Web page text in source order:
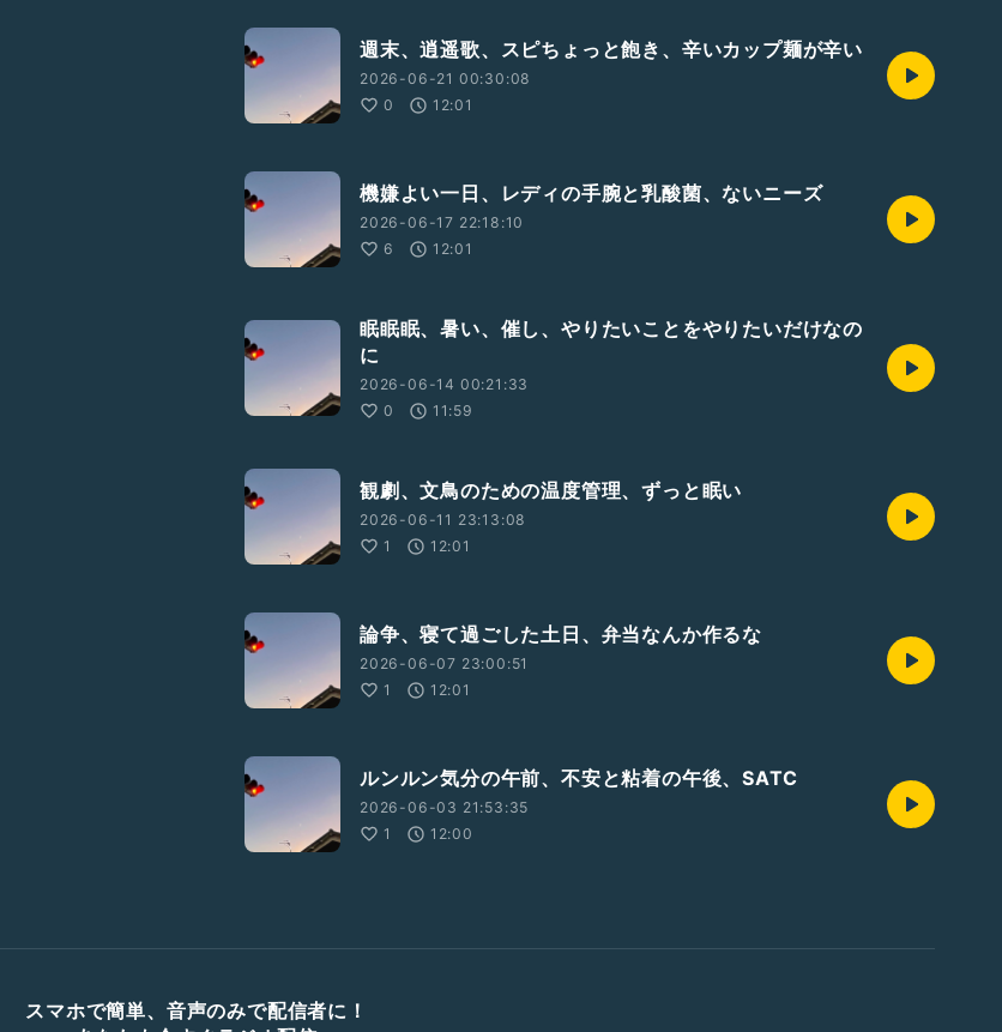
週末、逍遥歌、スピちょっと飽き、辛いカップ麺が辛い
2026-06-21 00:30:08
0
12:01
機嫌よい一日、レディの手腕と乳酸菌、ないニーズ
2026-06-17 22:18:10
6
12:01
眠眠眠、暑い、催し、やりたいことをやりたいだけなの
に
2026-06-14 00:21:33
0
11:59
観劇、文鳥のための温度管理、ずっと眠い
2026-06-11 23:13:08
1
12:01
論争、寝て過ごした土日、弁当なんか作るな
2026-06-07 23:00:51
1
12:01
ルンルン気分の午前、不安と粘着の午後、SATC
2026-06-03 21:53:35
1
12:00
スマホで簡単、音声のみで配信者に！